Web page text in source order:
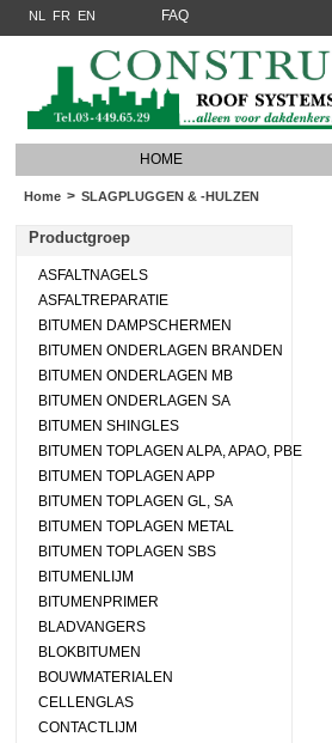
NL FR EN FAQ
HOME
Home > SLAGPLUGGEN & -HULZEN
Productgroep
ASFALTNAGELS
ASFALTREPARATIE
BITUMEN DAMPSCHERMEN
BITUMEN ONDERLAGEN BRANDEN
BITUMEN ONDERLAGEN MB
BITUMEN ONDERLAGEN SA
BITUMEN SHINGLES
BITUMEN TOPLAGEN ALPA, APAO, PBE
BITUMEN TOPLAGEN APP
BITUMEN TOPLAGEN GL, SA
BITUMEN TOPLAGEN METAL
BITUMEN TOPLAGEN SBS
BITUMENLIJM
BITUMENPRIMER
BLADVANGERS
BLOKBITUMEN
BOUWMATERIALEN
CELLENGLAS
CONTACTLIJM